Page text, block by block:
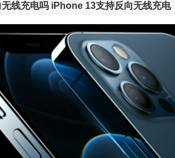
线充电吗 iPhone 13支持反向无线充电